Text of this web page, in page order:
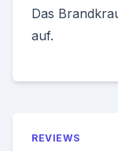
Das
auf.
REVIEWS